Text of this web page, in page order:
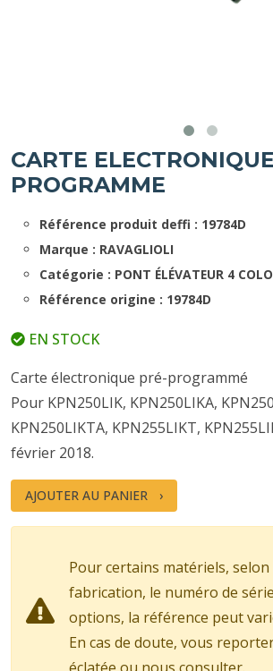
CARTE
PROGRAMME
Référence produit deffi : 19784D
Marque : RAVAGLIOLI
Catégorie : PONT ÉLÉVATEUR 4
Référence origine : 19784D
EN STOCK
Carte électronique pré-programmé
Pour KPN250LIK, KPN250LIKA,
KPN250LIKTA, KPN255LIKT,
février 2018.
AJOUTER AU PANIER
Pour certains matériels, selon
fabrication, le numéro de
options, la référence peut
En cas de doute, vous